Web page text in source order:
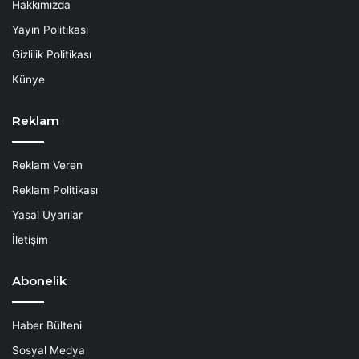
Hakkımızda
Yayın Politikası
Gizlilik Politikası
Künye
Reklam
Reklam Veren
Reklam Politikası
Yasal Uyarılar
İletişim
Abonelik
Haber Bülteni
Sosyal Medya